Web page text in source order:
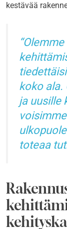
kestävää
koko ala.
ja uusille
toteaa